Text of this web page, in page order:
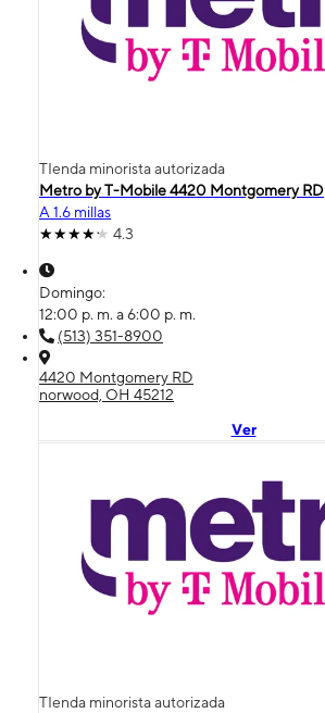
TIenda minorista autorizada
Metro by T-Mobile 4420 Montgomery RD
A 1.6 millas
4.3
Domingo:
12:00 p. m. a 6:00 p. m.
(513) 351-8900
4420 Montgomery RD
norwood, OH 45212
Ver
TIenda minorista autorizada